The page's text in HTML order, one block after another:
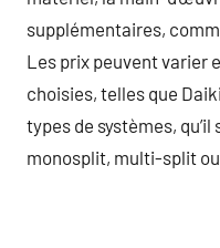
supplémentaires,
Les prix peuvent varier
choisies, telles que
types de systèmes,
monosplit, multi-split